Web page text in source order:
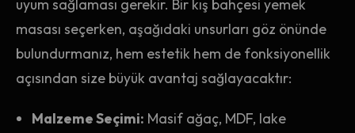
uyum sağlaması gerekir. Bir kış bahçesi yemek
masası seçerken, aşağıdaki unsurları göz önünde
bulundurmanız, hem estetik hem de fonksiyonellik
açısından size büyük avantaj sağlayacaktır:
Malzeme Seçimi: Masif ağaç, MDF, lake